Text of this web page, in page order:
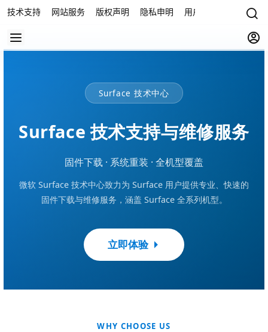
技术支持 网站服务 版权声明 隐私申明 用户协议 联系我们
Surface 技术中心
Surface 技术支持与维修服务
固件下载 · 系统重装 · 全机型覆盖
微软 Surface 技术中心致力为 Surface 用户提供专业、快速的
固件下载与维修服务，涵盖 Surface 全系列机型。
立即体验
WHY CHOOSE US